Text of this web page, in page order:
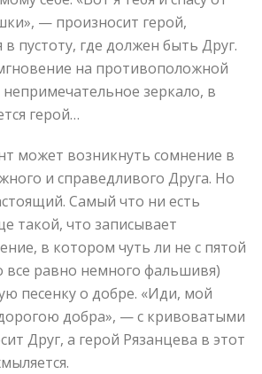
— произносит герой,
в пустоту, где должен быть Друг.
на противоположной
зеркало, в
герой…
может возникнуть сомнение в
и справедливого Друга. Но
Самый что ни есть
такой, что записывает
в котором чуть ли не с пятой
все равно немного фальшивя)
песенку о добре. «Иди, мой
добра», — с кривоватыми
Друг, а герой Рязанцева в этот